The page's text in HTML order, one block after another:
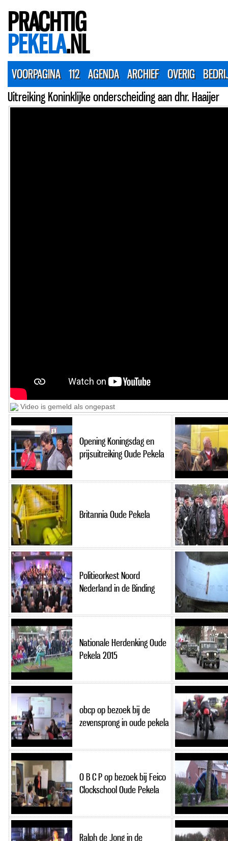
PRACHTIG
PEKELA.NL
VOORPAGINA 112 AGENDA ARCHIEF OVERIG
Uitreiking Koninklijke onderscheiding aan dhr. Haaijer
Video is gemeld als ongepast
Opening Koningsdag en
prijsuitreiking Oude Pekela
Britannia Oude Pekela
Politieorkest Noord
Nederland in de Binding
Nationale Herdenking Oude
Pekela 2015
obcp op bezoek bij de
zevensprong in oude pekela
O B C P op bezoek bij Feico
Clockschool Oude Pekela
Ralph de Jong in de